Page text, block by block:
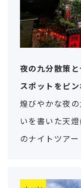
夜の九分散策
スポットをピ
煌びやかな夜
いを書いた天
のナイトツアー